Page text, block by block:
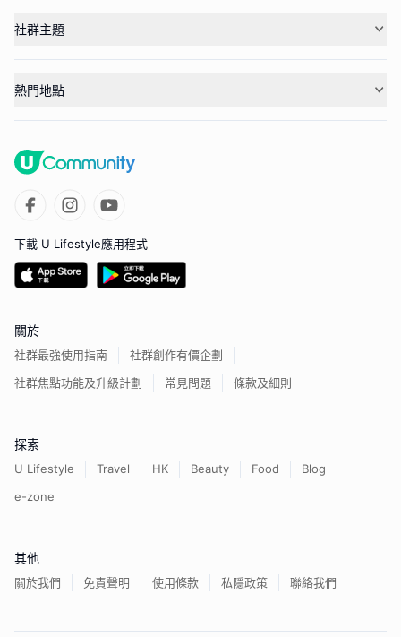
社群主題
熱門地點
下載 U Lifestyle應用程式
關於
社群最強使用指南
社群創作有價企劃
社群焦點功能及升級計劃
常見問題 條款及細則
探索
U Lifestyle Travel HK Beauty Food
Blog
e-zone
其他
關於我們 免責聲明 使用條款 私隱政策 聯絡我們